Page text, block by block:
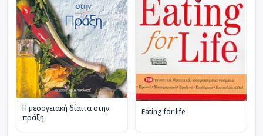
Η μεσογειακή δίαιτα στην
πράξη
Eating for life